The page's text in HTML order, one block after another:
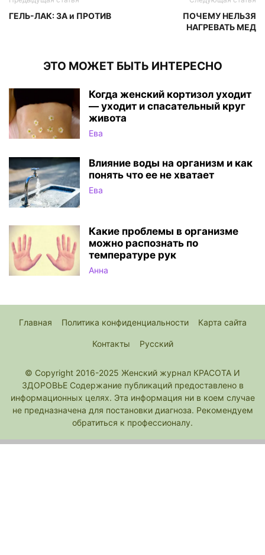
ГЕЛЬ-ЛАК: ЗА и ПРОТИВ
ПОЧЕМУ НЕЛЬЗЯ
НАГРЕВАТЬ МЕД
ЭТО МОЖЕТ БЫТЬ ИНТЕРЕСНО
Когда женский кортизол уходит
— уходит и спасательный круг
живота
Ева
Влияние воды на организм и как
понять что ее не хватает
Ева
Какие проблемы в организме
можно распознать по
температуре рук
Анна
Главная Политика конфиденциальности Карта сайта
Контакты Русский
© Copyright 2016-2025 Женский журнал КРАСОТА И
ЗДОРОВЬЕ Содержание публикаций предоставлено в
информационных целях. Эта информация ни в коем случае
не предназначена для постановки диагноза. Рекомендуем
обратиться к профессионалу.